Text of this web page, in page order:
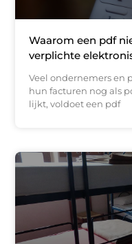
Waarom een pdf
verplichte
Veel ondernemers en
hun facturen nog als
lijkt, voldoet een pdf